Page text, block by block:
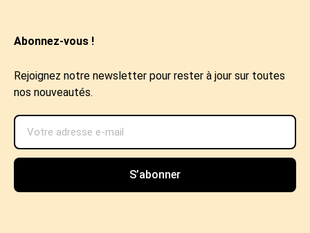
Abonnez-vous !
Rejoignez notre newsletter pour rester à jour sur toutes
nos nouveautés.
S’abonner